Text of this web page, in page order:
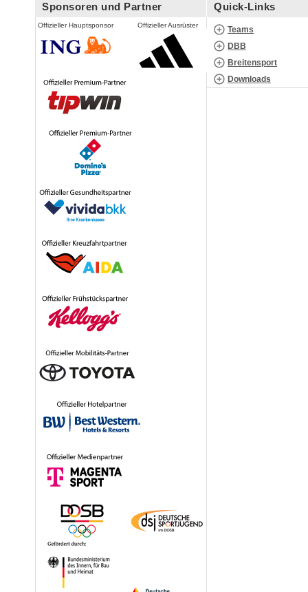
Sponsoren und Partner
Offizieller Hauptsponsor Offizieller Ausrüster
Quick-Links
Teams
DBB
Breitensport
Downloads